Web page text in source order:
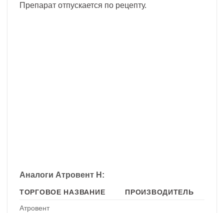
Препарат отпускается по рецепту.
Аналоги Атровент Н:
ТОРГОВОЕ НАЗВАНИЕ
ПРОИЗВОДИТЕЛЬ
Атровент